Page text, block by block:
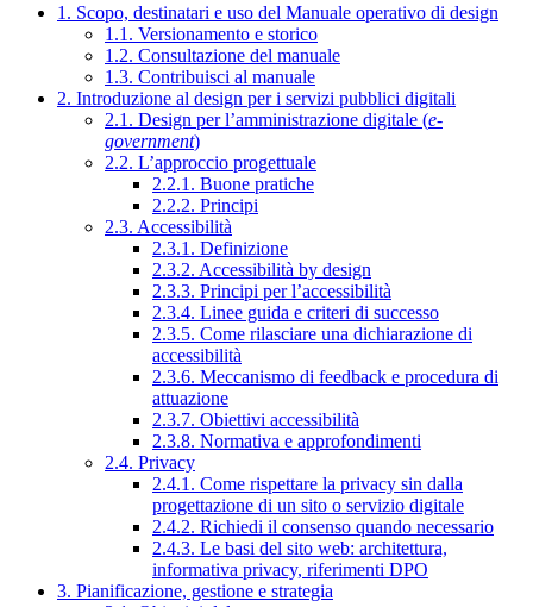
1. Scopo, destinatari e uso del Manuale operativo di design
1.1. Versionamento e storico
1.2. Consultazione del manuale
1.3. Contribuisci al manuale
2. Introduzione al design per i servizi pubblici digitali
2.1. Design per l’amministrazione digitale (e-
government)
2.2. L’approccio progettuale
2.2.1. Buone pratiche
2.2.2. Principi
2.3. Accessibilità
2.3.1. Definizione
2.3.2. Accessibilità by design
2.3.3. Principi per l’accessibilità
2.3.4. Linee guida e criteri di successo
2.3.5. Come rilasciare una dichiarazione di
accessibilità
2.3.6. Meccanismo di feedback e procedura di
attuazione
2.3.7. Obiettivi accessibilità
2.3.8. Normativa e approfondimenti
2.4. Privacy
2.4.1. Come rispettare la privacy sin dalla
progettazione di un sito o servizio digitale
2.4.2. Richiedi il consenso quando necessario
2.4.3. Le basi del sito web: architettura,
informativa privacy, riferimenti DPO
3. Pianificazione, gestione e strategia